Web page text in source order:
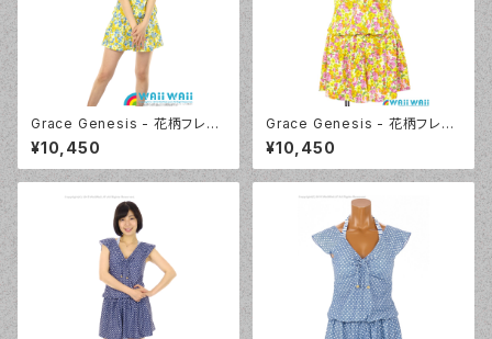
Grace Genesis - 花柄フレン
チスリーブ トリッキー4点セット
（5120 - 70:ブルー）
¥10,450
Grace Genesis - 花柄フレン
チスリーブ トリッキー4点セット
（5120 - 12:ピンク）
¥10,450